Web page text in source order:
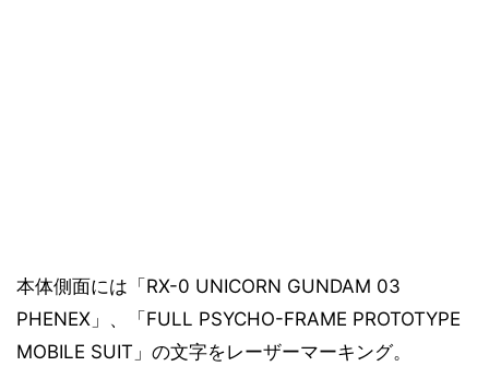
本体側面には「RX-0 UNICORN GUNDAM 03
PHENEX」、「FULL PSYCHO-FRAME PROTOTYPE
MOBILE SUIT」の文字をレーザーマーキング。